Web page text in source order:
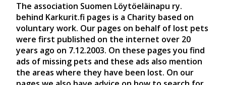
The association Suomen Löytöeläinapu ry.
behind Karkurit.fi pages is a Charity based on
voluntary work. Our pages on behalf of lost pets
were first published on the internet over 20
years ago on 7.12.2003. On these pages you find
ads of missing pets and these ads also mention
the areas where they have been lost. On our